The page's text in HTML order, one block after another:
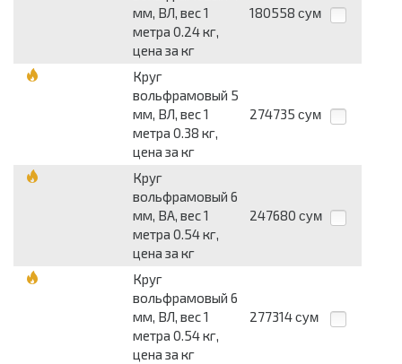
мм, ВЛ, вес 1
метра 0.24 кг,
цена за кг
180558 сум
Круг
вольфрамовый 5
мм, ВЛ, вес 1
метра 0.38 кг,
цена за кг
274735 сум
Круг
вольфрамовый 6
мм, ВА, вес 1
метра 0.54 кг,
цена за кг
247680 сум
Круг
вольфрамовый 6
мм, ВЛ, вес 1
метра 0.54 кг,
цена за кг
277314 сум